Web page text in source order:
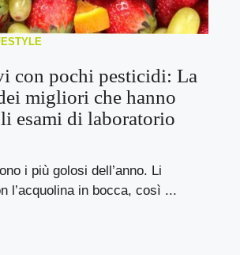
con pochi pesticidi: La
migliori che hanno
esami di laboratorio
i più golosi dell’anno. Li
l’acquolina in bocca, così ...